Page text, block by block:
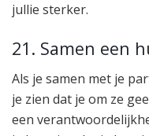
jullie sterker.
21. Samen een
Als je samen met je
je zien dat je om ze
een